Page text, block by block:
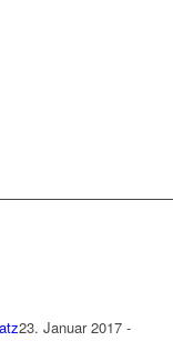
23. Januar 2017 -